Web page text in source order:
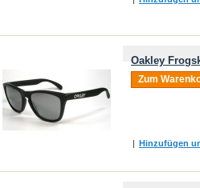
Oakley
Zum
| Hinzufügen